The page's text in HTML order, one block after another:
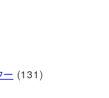
ー (131)